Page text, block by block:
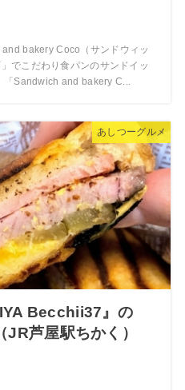
bakery Coco（サンドウィッ
でこだわり食パンのサンドイッ
「Sandwich and bakery C...
あしつーグルメ
Becchii37』の
JR芦屋駅ちかく）